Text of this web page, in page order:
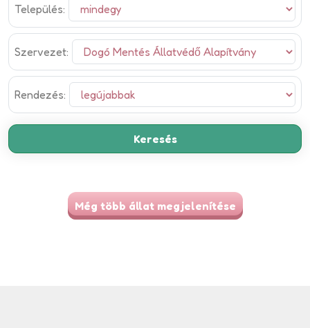
Település:
Szervezet:
Rendezés:
Még több állat megjelenítése